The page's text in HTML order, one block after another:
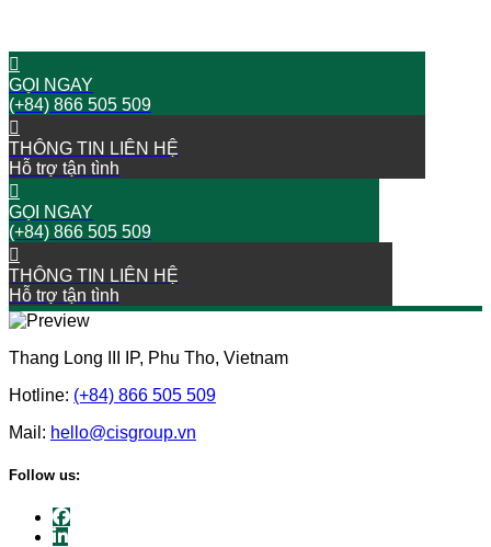
GỌI NGAY
(+84) 866 505 509
THÔNG TIN LIÊN HỆ
Hỗ trợ tận tình
GỌI NGAY
(+84) 866 505 509
THÔNG TIN LIÊN HỆ
Hỗ trợ tận tình
Thang Long III IP, Phu Tho, Vietnam
Hotline: (+84) 866 505 509
Mail: hello@cisgroup.vn
Follow us: